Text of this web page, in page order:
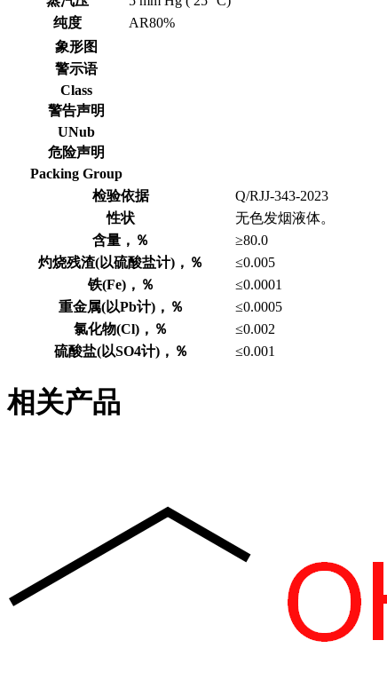
纯度
AR80%
象形图
警示语
Class
警告声明
UNub
危险声明
Packing Group
检验依据
Q/RJJ-343-2023
性状
无色发烟液体。
含量，％
≥80.0
灼烧残渣(以硫酸盐计)，％
≤0.005
铁(Fe)，％
≤0.0001
重金属(以Pb计)，％
≤0.0005
氯化物(Cl)，％
≤0.002
硫酸盐(以SO4计)，％
≤0.001
相关产品